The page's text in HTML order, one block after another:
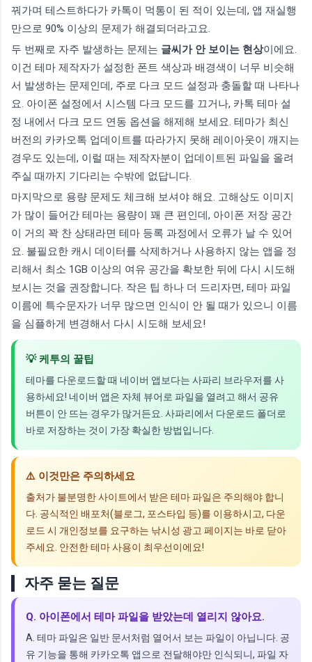
꿔가며 테스트하다가 카톡이 먹통이 된 적이 있는데, 앱 재실행
만으로 90% 이상의 문제가 해결되더라고요.
두 번째로 자주 발생하는 문제는 글씨가 안 보이는 현상이에요.
이건 테마 제작자가 설정한 폰트 색상과 배경색이 너무 비슷해
서 발생하는 문제인데, 주로 다크 모드 설정과 충돌할 때 나타나
요. 아이폰 설정에서 시스템 다크 모드를 끄거나, 카톡 테마 설
정 내에서 다크 모드 연동 옵션을 해제해 보세요. 테마가 최신
버전의 카카오톡 업데이트를 따라가지 못해 레이아웃이 깨지는
경우도 있는데, 이럴 때는 제작자분이 업데이트된 파일을 올려
주실 때까지 기다리는 수밖에 없답니다.
마지막으로 용량 문제도 체크해 보셔야 해요. 고해상도 이미지
가 많이 들어간 테마는 용량이 꽤 큰 편인데, 아이폰 저장 공간
이 거의 꽉 찬 상태라면 테마 등록 과정에서 오류가 날 수 있어
요. 불필요한 캐시 데이터를 삭제하거나 사용하지 않는 앱을 정
리해서 최소 1GB 이상의 여유 공간을 확보한 뒤에 다시 시도해
보시는 것을 권장합니다. 작은 팁 하나 더 드리자면, 테마 파일
이름에 특수문자가 너무 많으면 인식이 안 될 때가 있으니 이름
을 심플하게 변경해서 다시 시도해 보세요!
💡 케투의 꿀팁
테마를 다운로드할 때 네이버 앱보다는 사파리 브라우저를 사
용하세요! 네이버 앱은 자체 뷰어로 파일을 열려고 해서 공유
버튼이 안 뜨는 경우가 많거든요. 사파리에서 다운로드 폴더로
바로 저장하는 것이 가장 확실한 방법입니다.
⚠️ 이것만은 주의하세요
출처가 불분명한 사이트에서 받은 테마 파일은 주의해야 합니
다. 공식적인 배포처(블로그, 포스타입 등)를 이용하시고, 다운
로드 시 개인정보를 요구하는 낚시성 광고 페이지는 바로 닫아
주세요. 안전한 테마 사용이 최우선이에요!
자주 묻는 질문
Q. 아이폰에서 테마 파일을 받았는데 열리지 않아요.
A. 테마 파일은 일반 문서처럼 열어서 보는 파일이 아닙니다. 공
유 기능을 통해 카카오톡 앱으로 전달해야만 인식되니, 파일 자